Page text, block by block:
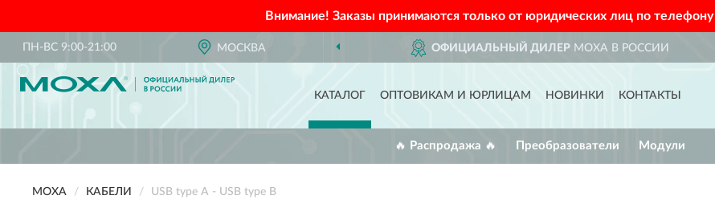
Внимание! Заказы принимаются только от юридических лиц по телефону
ПН-ВС 9:00-21:00 МОСКВА ОФИЦИАЛЬНЫЙ ДИЛЕРMOXA В РОССИИ
КАТАЛОГ ОПТОВИКАМ И ЮРЛИЦАМ НОВИНКИ КОНТАКТЫ
🔥 Распродажа 🔥 Преобразователи Модули
MOXA КАБЕЛИ USB type A - USB type B